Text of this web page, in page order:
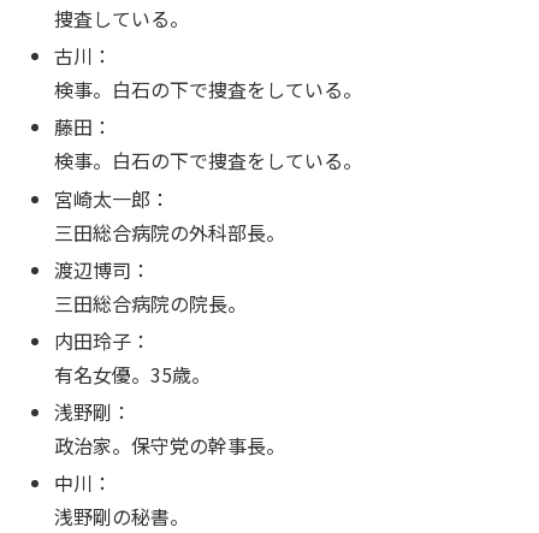
捜査している。
古川：
検事。白石の下で捜査をしている。
藤田：
検事。白石の下で捜査をしている。
宮崎太一郎：
三田総合病院の外科部長。
渡辺博司：
三田総合病院の院長。
内田玲子：
有名女優。35歳。
浅野剛：
政治家。保守党の幹事長。
中川：
浅野剛の秘書。